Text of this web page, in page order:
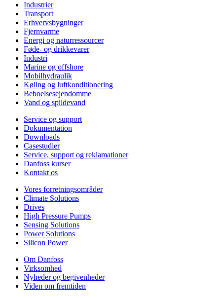
Industrier
Transport
Erhvervsbygninger
Fjernvarme
Energi og naturressourcer
Føde- og drikkevarer
Industri
Marine og offshore
Mobilhydraulik
Køling og luftkonditionering
Beboelsesejendomme
Vand og spildevand
Service og support
Dokumentation
Downloads
Casestudier
Service, support og reklamationer
Danfoss kurser
Kontakt os
Vores forretningsområder
Climate Solutions
Drives
High Pressure Pumps
Sensing Solutions
Power Solutions
Silicon Power
Om Danfoss
Virksomhed
Nyheder og begivenheder
Viden om fremtiden